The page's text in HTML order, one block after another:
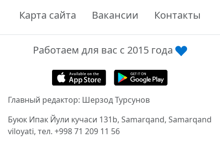
Карта сайта
Вакансии Контакты
Работаем для вас с 2015 года
Главный редактор: Шерзод Турсунов
Буюк Ипак Йули кучаси 131b, Samarqand, Samarqand
viloyati, тел. +998 71 209 11 56